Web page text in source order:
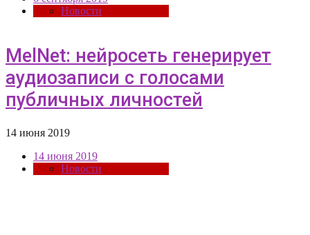
Новости
MelNet: нейросеть генерирует
аудиозаписи с голосами
публичных личностей
14 июня 2019
14 июня 2019
Новости